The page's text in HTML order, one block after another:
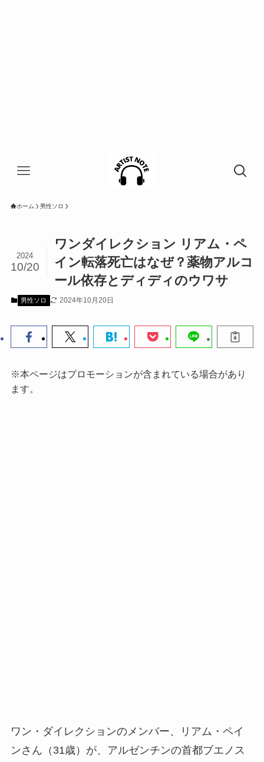
ホーム 男性ソロ
ワンダイレクション リアム・ペ
イン転落死亡はなぜ？薬物アルコ
ール依存とディディのウワサ
2024
10/20
男性ソロ 2024年10月20日
※本ページはプロモーションが含まれている場合があり
ます。
ワン・ダイレクションのメンバー、リアム・ペイ
ンさん（31歳）が、アルゼンチンの首都ブエノス